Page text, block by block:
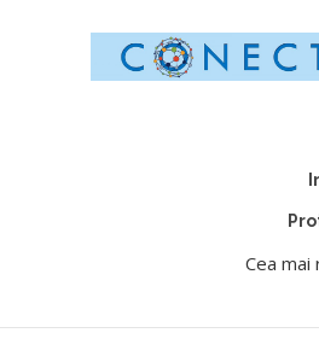
Cea mai